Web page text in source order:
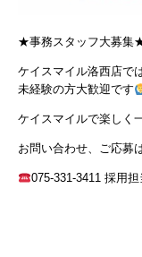
★事務スタッフ大募集
ケイスマイル洛西店で
未経験の方大歓迎です
ケイスマイルで楽しく
お問い合わせ、ご応募
075-331-3411 採用